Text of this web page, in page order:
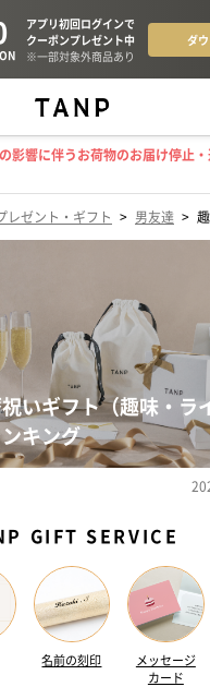
影響に伴うお荷物のお届け停止
レゼント・ギフト > 男友達 >
いギフト（趣味・ラ
キング
GIFT SERVICE
名前の刻印
メッセージ
カード